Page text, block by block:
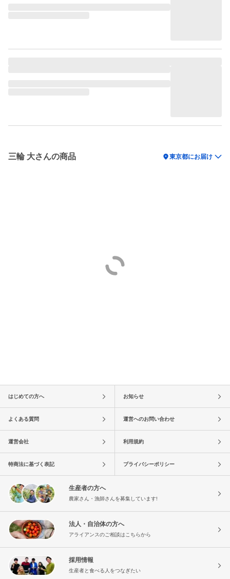
三輪 大さんの商品 location_on東京都にお届け
はじめての方へ お知らせ
よくある質問 運営へのお問い合わせ
運営会社 利用規約
特商法に基づく表記 プライバシーポリシー
生産者の方へ
農家さん・漁師さんを募集しています!
法人・自治体の方へ
アライアンスのご相談はこちらから
採用情報
生産者と食べる人をつなぎたい